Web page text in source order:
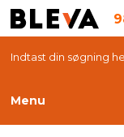
Menu